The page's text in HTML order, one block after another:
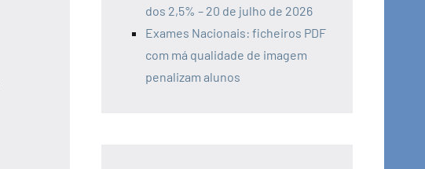
dos 2,5% – 20 de julho de 2026
Exames Nacionais: ficheiros PDF
com má qualidade de imagem
penalizam alunos